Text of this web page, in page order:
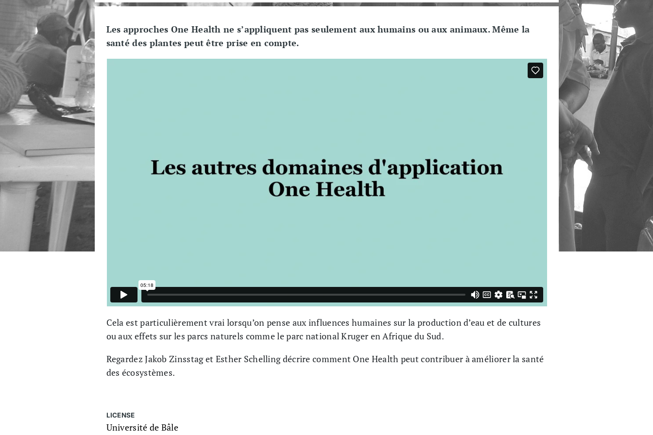
Les approches One Health ne s’appliquent pas seulement aux humains ou aux animaux. Même la
santé des plantes peut être prise en compte.
Cela est particulièrement vrai lorsqu’on pense aux influences humaines sur la production d’eau et de cultures
ou aux effets sur les parcs naturels comme le parc national Kruger en Afrique du Sud.
Regardez Jakob Zinsstag et Esther Schelling décrire comment One Health peut contribuer à améliorer la santé
des écosystèmes.
LICENSE
Université de Bâle